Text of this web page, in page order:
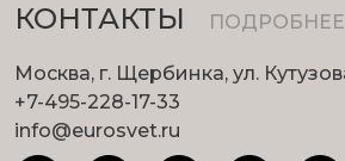
КОНТАКТЫ ПОДРОБНЕЕ
Москва, г. Щербинка, ул.
+7-495-228-17-33
info@eurosvet.ru